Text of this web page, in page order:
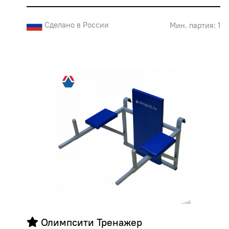
Сделано в России Мин. партия: 1
Олимпсити Тренажер